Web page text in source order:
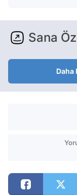
Sana
Daha